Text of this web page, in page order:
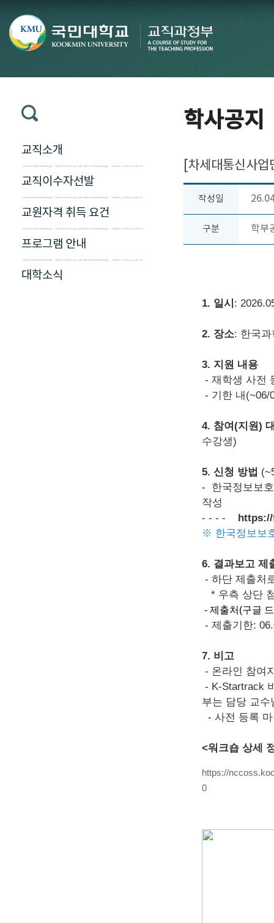
교직소개
교직이수자선발
교원자격 취득 요건
프로그램 안내
대학소식
학사공지
[차세대통신사
작성일
구분 학부
1. 일시 :
2. 장소: 한국
3. 지원 내용
- 재학생 사전
- 기한 내(~06/
4. 참여(지원)
수강생)
5. 신청 방법
- 한국정보보
작성
- - - -
https://
※ 한국정보보
6. 결과보고 제
- 하단 제출처
* 우측 상단
- 제출처(구글
- 제출기한:
7. 비고
- 온라인 참여
- K-Startrack
부는 담당 교
- 사전 등록
<워크숍 상세
https://
0